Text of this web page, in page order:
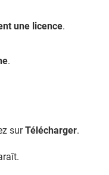
une licence.
.
surTélécharger.